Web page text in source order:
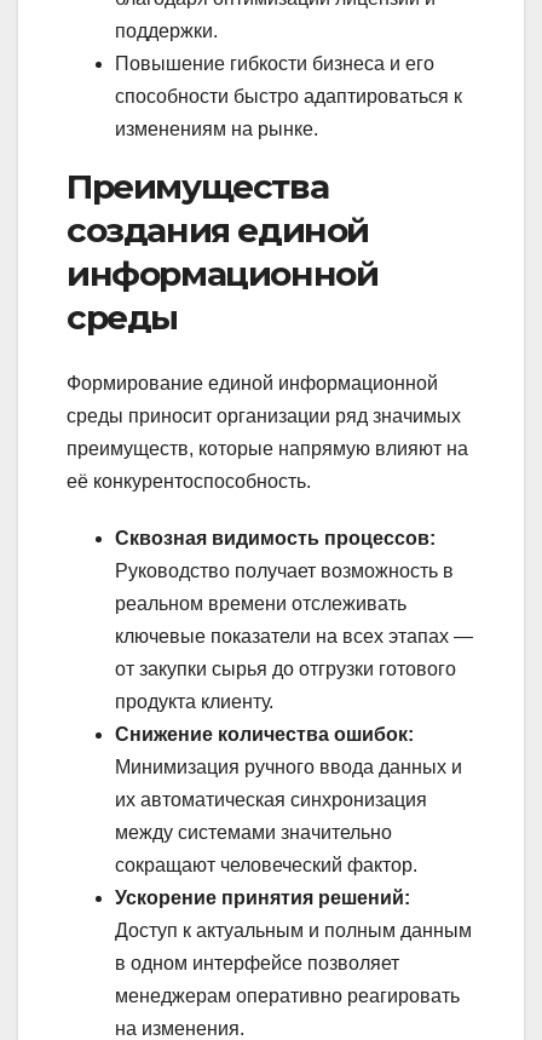
поддержки.
Повышение гибкости бизнеса и его
способности быстро адаптироваться к
изменениям на рынке.
Преимущества
создания единой
информационной
среды
Формирование единой информационной
среды приносит организации ряд значимых
преимуществ, которые напрямую влияют на
её конкурентоспособность.
Сквозная видимость процессов:
Руководство получает возможность в
реальном времени отслеживать
ключевые показатели на всех этапах —
от закупки сырья до отгрузки готового
продукта клиенту.
Снижение количества ошибок:
Минимизация ручного ввода данных и
их автоматическая синхронизация
между системами значительно
сокращают человеческий фактор.
Ускорение принятия решений:
Доступ к актуальным и полным данным
в одном интерфейсе позволяет
менеджерам оперативно реагировать
на изменения.